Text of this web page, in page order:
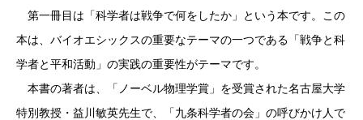
第一冊目は「科学者は戦争で何をしたか」という本です。この
本は、バイオエシックスの重要なテーマの一つである「戦争と科
学者と平和活動」の実践の重要性がテーマです。
本書の著者は、「ノーベル物理学賞」を受賞された名古屋大学
特別教授・益川敏英先生で、「九条科学者の会」の呼びかけ人で